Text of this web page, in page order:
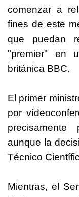
comenzar a
fines de este
que puedan
"premier" en
británica BBC.
El primer
por
aunque la
Técnico
Mientras, el